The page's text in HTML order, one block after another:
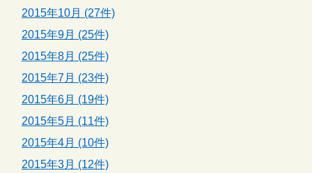
2015年10月 (27件)
2015年9月 (25件)
2015年8月 (25件)
2015年7月 (23件)
2015年6月 (19件)
2015年5月 (11件)
2015年4月 (10件)
2015年3月 (12件)